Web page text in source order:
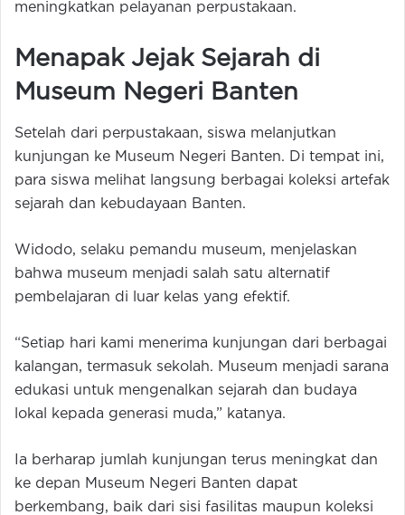
meningkatkan pelayanan perpustakaan.
Menapak Jejak Sejarah di
Museum Negeri Banten
Setelah dari perpustakaan, siswa melanjutkan
kunjungan ke Museum Negeri Banten. Di tempat ini,
para siswa melihat langsung berbagai koleksi artefak
sejarah dan kebudayaan Banten.
Widodo, selaku pemandu museum, menjelaskan
bahwa museum menjadi salah satu alternatif
pembelajaran di luar kelas yang efektif.
“Setiap hari kami menerima kunjungan dari berbagai
kalangan, termasuk sekolah. Museum menjadi sarana
edukasi untuk mengenalkan sejarah dan budaya
lokal kepada generasi muda,” katanya.
Ia berharap jumlah kunjungan terus meningkat dan
ke depan Museum Negeri Banten dapat
berkembang, baik dari sisi fasilitas maupun koleksi